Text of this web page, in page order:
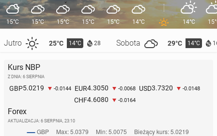
15°C
Jutro 25°C 14°C 28 Sobota 29°C 14°C
15°C 15°C 15°C 15°C 14°C 14°C
Kurs NBP
Z DNIA: 6 SIERPNIA
GBP5.0219 -0.0144 EUR4.3050 -0.0068 USD3.7320 -0.0148
CHF4.6080 -0.0164
Forex
AKTUALIZACJA: 6 SIERPNIA, 23:10